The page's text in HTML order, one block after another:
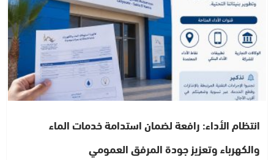
انتظام الأداء: رافعة لضمان استدامة خدمات الماء
والكهرباء وتعزيز جودة المرفق العمومي